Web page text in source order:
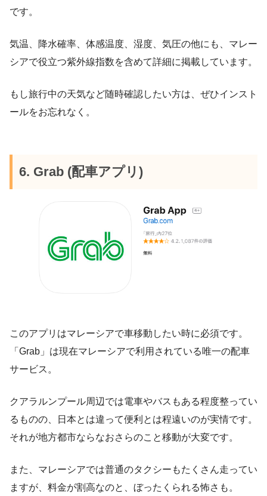
です。
気温、降水確率、体感温度、湿度、気圧の他にも、マレー
シアで役立つ紫外線指数を含めて詳細に掲載しています。
もし旅行中の天気など随時確認したい方は、ぜひインスト
ールをお忘れなく。
6. Grab (配車アプリ)
このアプリはマレーシアで車移動したい時に必須です。
「Grab」は現在マレーシアで利用されている唯一の配車
サービス。
クアラルンプール周辺では電車やバスもある程度整ってい
るものの、日本とは違って便利とは程遠いのが実情です。
それが地方都市ならなおさらのこと移動が大変です。
また、マレーシアでは普通のタクシーもたくさん走ってい
ますが、料金が割高なのと、ぼったくられる怖さも。